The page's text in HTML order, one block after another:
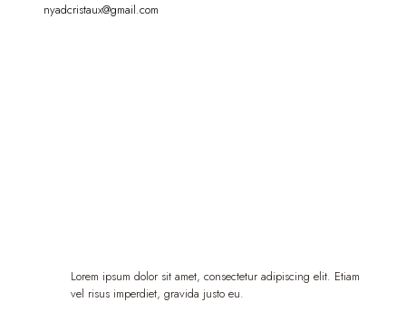
nyadcristaux@gmail.com
Lorem ipsum dolor sit amet, consectetur adipiscing elit. Etiam
vel risus imperdiet, gravida justo eu.